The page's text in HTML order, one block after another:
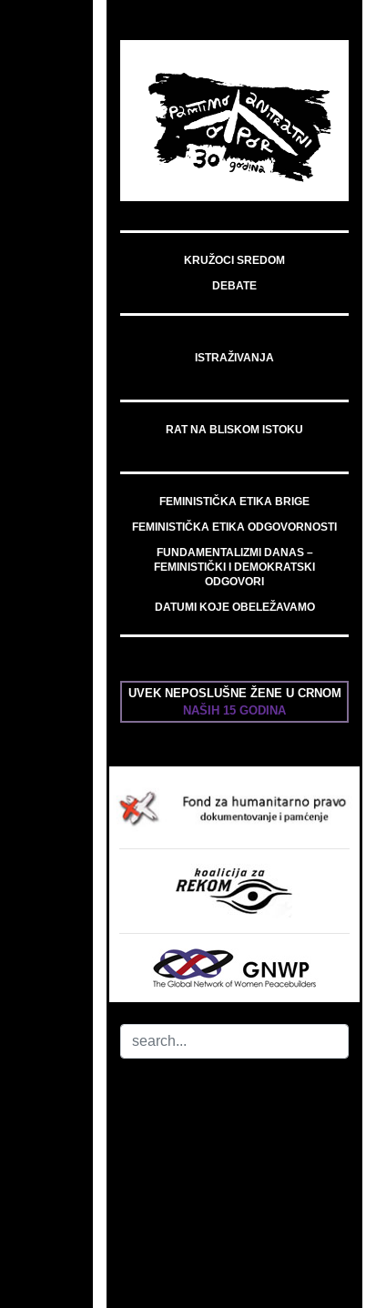
KRUŽOCI SREDOM
DEBATE
ISTRAŽIVANJA
RAT NA BLISKOM ISTOKU
FEMINISTIČKA ETIKA BRIGE
FEMINISTIČKA ETIKA ODGOVORNOSTI
FUNDAMENTALIZMI DANAS –
FEMINISTIČKI I DEMOKRATSKI
ODGOVORI
DATUMI KOJE OBELEŽAVAMO
UVEK NEPOSLUŠNE ŽENE U CRNOM
NAŠIH 15 GODINA